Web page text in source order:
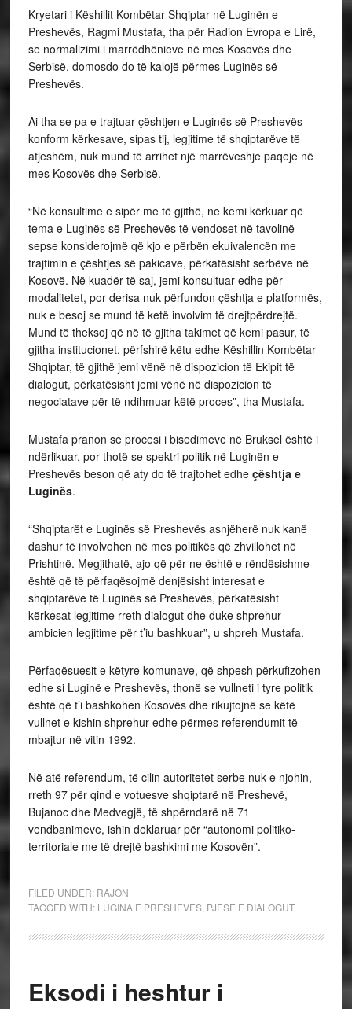
Kryetari i Këshillit Kombëtar Shqiptar në Luginën e
Preshevës, Ragmi Mustafa, tha për Radion Evropa e Lirë,
se normalizimi i marrëdhënieve në mes Kosovës dhe
Serbisë, domosdo do të kalojë përmes Luginës së
Preshevës.
Ai tha se pa e trajtuar çështjen e Luginës së Preshevës
konform kërkesave, sipas tij, legjitime të shqiptarëve të
atjeshëm, nuk mund të arrihet një marrëveshje paqeje në
mes Kosovës dhe Serbisë.
“Në konsultime e sipër me të gjithë, ne kemi kërkuar që
tema e Luginës së Preshevës të vendoset në tavolinë
sepse konsiderojmë që kjo e përbën ekuivalencën me
trajtimin e çështjes së pakicave, përkatësisht serbëve në
Kosovë. Në kuadër të saj, jemi konsultuar edhe për
modalitetet, por derisa nuk përfundon çështja e platformës,
nuk e besoj se mund të ketë involvim të drejtpërdrejtë.
Mund të theksoj që në të gjitha takimet që kemi pasur, të
gjitha institucionet, përfshirë këtu edhe Këshillin Kombëtar
Shqiptar, të gjithë jemi vënë në dispozicion të Ekipit të
dialogut, përkatësisht jemi vënë në dispozicion të
negociatave për të ndihmuar këtë proces”, tha Mustafa.
Mustafa pranon se procesi i bisedimeve në Bruksel është i
ndërlikuar, por thotë se spektri politik në Luginën e
Preshevës beson që aty do të trajtohet edhe çështja e
Luginës.
“Shqiptarët e Luginës së Preshevës asnjëherë nuk kanë
dashur të involvohen në mes politikës që zhvillohet në
Prishtinë. Megjithatë, ajo që për ne është e rëndësishme
është që të përfaqësojmë denjësisht interesat e
shqiptarëve të Luginës së Preshevës, përkatësisht
kërkesat legjitime rreth dialogut dhe duke shprehur
ambicien legjitime për t’iu bashkuar”, u shpreh Mustafa.
Përfaqësuesit e këtyre komunave, që shpesh përkufizohen
edhe si Luginë e Preshevës, thonë se vullneti i tyre politik
është që t’i bashkohen Kosovës dhe rikujtojnë se këtë
vullnet e kishin shprehur edhe përmes referendumit të
mbajtur në vitin 1992.
Në atë referendum, të cilin autoritetet serbe nuk e njohin,
rreth 97 për qind e votuesve shqiptarë në Preshevë,
Bujanoc dhe Medvegjë, të shpërndarë në 71
vendbanimeve, ishin deklaruar për “autonomi politiko-
territoriale me të drejtë bashkimi me Kosovën”.
FILED UNDER: RAJON
TAGGED WITH: LUGINA E PRESHEVES, PJESE E DIALOGUT
Eksodi i heshtur i